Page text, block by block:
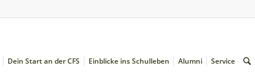
Dein Start an der CFS Einblicke ins Schulleben Alumni Service